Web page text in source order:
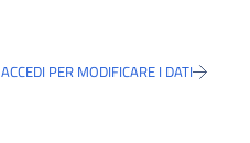
ACCEDI PER MODIFICARE I DATI